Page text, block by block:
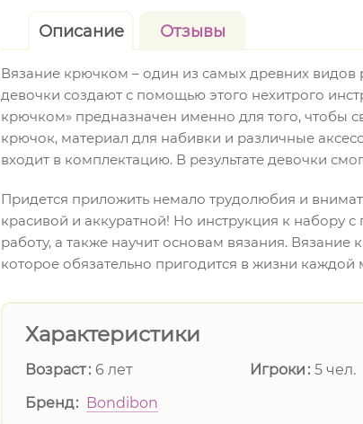
Описание Отзывы
Вязание крючком – один из самых древних
девочки создают с помощью этого нехитрого
крючком» предназначен именно для того, чтобы
крючок, материал для набивки и различные
входит в комплектацию. В результате девочки
Придется приложить немало трудолюбия и
красивой и аккуратной! Но инструкция к набору
работу, а также научит основам вязания.
которое обязательно пригодится в жизни каждой
Характеристики
Возраст 6 лет Игроки
5 чел.
Бренд
Bondibon